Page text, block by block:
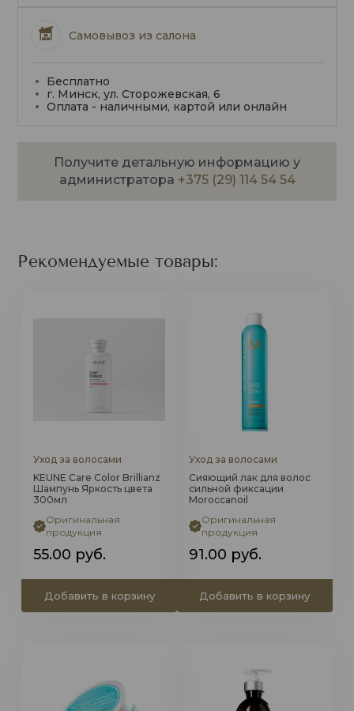
Самовывоз из салона
Бесплатно
г. Минск, ул. Сторожевская, 6
Оплата - наличными, картой или онлайн
Получите детальную информацию у
администратора +375 (29) 114 54 54
Рекомендуемые товары:
Уход за волосами
KEUNE Care Color Brillianz
Шампунь Яркость цвета
300мл
Оригинальная
продукция
55.00 руб.
Добавить в корзину
Уход за волосами
Сияющий лак для волос
сильной фиксации
Moroccanoil
Оригинальная
продукция
91.00 руб.
Добавить в корзину